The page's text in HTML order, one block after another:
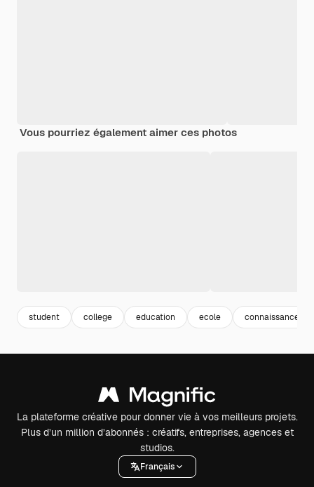
Vous pourriez également aimer ces photos
student college education ecole connaissance
La plateforme créative pour donner vie à vos meilleurs projets.
Plus d’un million d’abonnés : créatifs, entreprises, agences et
studios.
Français